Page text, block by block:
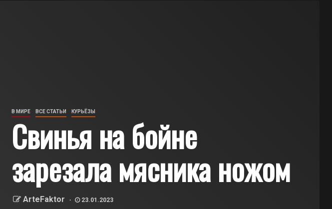
В МИРЕ ВСЕ СТАТЬИ КУРЬЁЗЫ
Свинья на бойне
зарезала мясника ножом
ArteFaktor 23.01.2023